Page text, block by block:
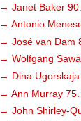
→ Janet Baker
→ Antonio
→ José van Dam
→ Wolfgang
→ Dina
→ Ann Murray
→ John Shirley-